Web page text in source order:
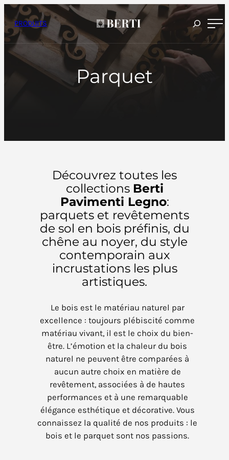
Passer
contenu
PRODUITS
Parquet
Découvrez toutes les
collections Berti
Pavimenti Legno:
parquets et revêtements
de sol en bois préfinis, du
chêne au noyer, du style
contemporain aux
incrustations les plus
artistiques.
Le bois est le matériau naturel par
excellence : toujours plébiscité comme
matériau vivant, il est le choix du bien-
être. L’émotion et la chaleur du bois
naturel ne peuvent être comparées à
aucun autre choix en matière de
revêtement, associées à de hautes
performances et à une remarquable
élégance esthétique et décorative. Vous
connaissez la qualité de nos produits : le
bois et le parquet sont nos passions.